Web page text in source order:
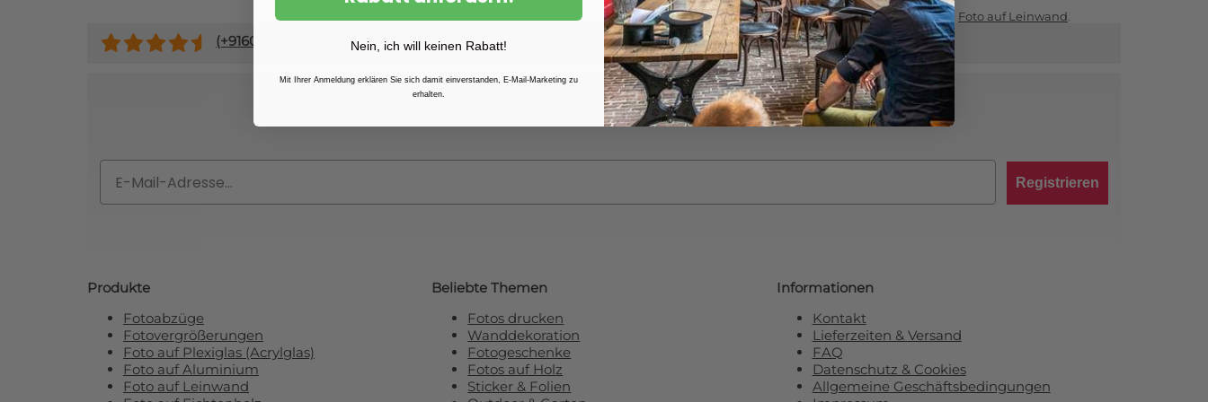
Weitere Informationen finden Sie auf unserer Hauptseite Foto auf Leinwand
(+9160
Abonnieren Sie unseren Newsletter und erhalten SieRabatt von 10 %!
Registrieren
Produkte
Fotoabzüge
Fotovergrößerungen
Foto auf Plexiglas (Acrylglas)
Foto auf Aluminium
Foto auf Leinwand
Beliebte Themen
Fotos drucken
Wanddekoration
Fotogeschenke
Fotos auf Holz
Sticker & Folien
Informationen
Kontakt
Lieferzeiten & Versand
FAQ
Datenschutz & Cookies
Allgemeine Geschäftsbedingungen
Nein, ich will keinen Rabatt!
Mit Ihrer Anmeldung erklären Sie sich damit einverstanden, E-Mail-Marketing zu
erhalten.